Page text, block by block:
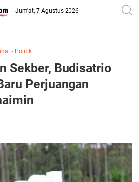
Jum'at, 7 Agustus 2026
› Politik
Sekber, Budisatrio
Perjuangan